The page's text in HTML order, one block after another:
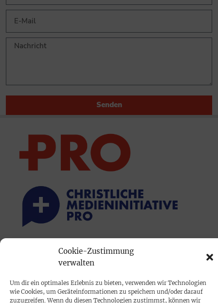
Cookie-Zustimmung
verwalten
Um dir ein optimales Erlebnis zu bieten, verwenden wir Technologien
wie Cookies, um Geräteinformationen zu speichern und/oder darauf
zuzugreifen. Wenn du diesen Technologien zustimmst, können wir
Senden
PRINTAUSGABE
Mediadaten
PROKOMPAKT